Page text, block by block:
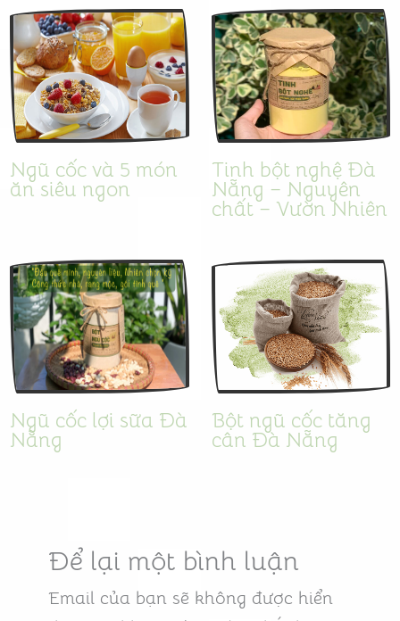
Ngũ cốc và 5 món
ăn siêu ngon
Tinh bột nghệ Đà
Nẵng – Nguyên
chất – Vườn Nhiên
Ngũ cốc lợi sữa Đà
Nẵng
Bột ngũ cốc tăng
cân Đà Nẵng
Để lại một bình luận
Email của bạn sẽ không được hiển